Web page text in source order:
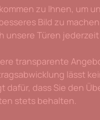
zu Ihnen, um
Bild zu
unsere Türen
transparente
lässt
dafür, dass Sie den
stets behalten.